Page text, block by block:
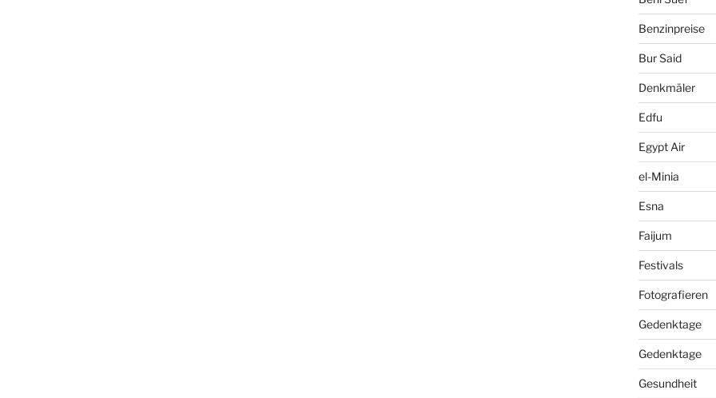
Benzinpreise
Bur Said
Denkmäler
Edfu
Egypt Air
el-Minia
Esna
Faijum
Festivals
Fotografieren
Gedenktage
Gedenktage
Gesundheit